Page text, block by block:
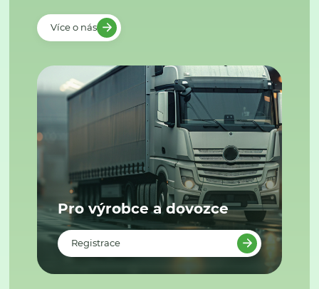
Více o nás
Pro výrobce a dovozce
Registrace